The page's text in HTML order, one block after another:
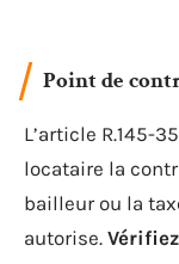
Point de
L’article R.145-
locataire la
bailleur ou la
autorise.